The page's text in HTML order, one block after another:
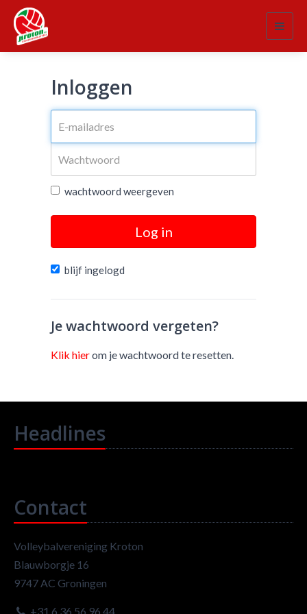
Inloggen
wachtwoord weergeven
Log in
blijf ingelogd
Je wachtwoord vergeten?
Klik hierom je wachtwoord te resetten.
Headlines
Contact
Volleybalvereniging Kroton
Blauwborgje 16
9747 AC Groningen
+31 6 36 56 96 44